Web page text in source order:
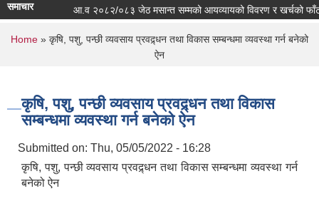
समाचार आ.व २०८२/०८३ जेठ मसान्त सम्मको आयव्यायको विवरण र खर्चको फाँटबारी
You are here
Home » कृषि, पशु, पन्छी व्यवसाय प्रवद्र्धन तथा विकास सम्बन्धमा व्यवस्था गर्न बनेको
ऐन
कृषि, पशु, पन्छी व्यवसाय प्रवद्र्धन तथा विकास
सम्बन्धमा व्यवस्था गर्न बनेको ऐन
Submitted on: Thu, 05/05/2022 - 16:28
कृषि, पशु, पन्छी व्यवसाय प्रवद्र्धन तथा विकास सम्बन्धमा व्यवस्था गर्न
बनेको ऐन